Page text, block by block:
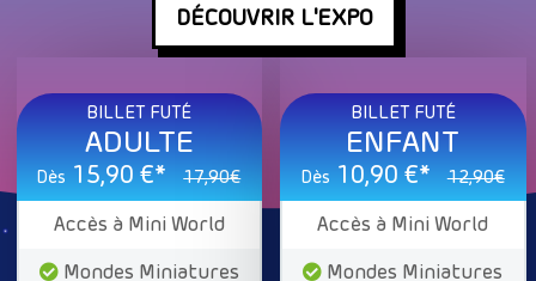
DÉCOUVRIR L'EXPO
BILLET FUTÉ
ADULTE
Dès 15,90 €* 17,90€
Accès à Mini World
Mondes Miniatures
BILLET FUTÉ
ENFANT
Dès 10,90 €* 12,90€
Accès à Mini World
Mondes Miniatures